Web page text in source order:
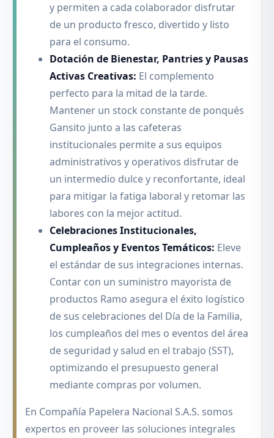
y permiten a cada colaborador disfrutar
de un producto fresco, divertido y listo
para el consumo.
Dotación de Bienestar, Pantries y Pausas
Activas Creativas: El complemento
perfecto para la mitad de la tarde.
Mantener un stock constante de ponqués
Gansito junto a las cafeteras
institucionales permite a sus equipos
administrativos y operativos disfrutar de
un intermedio dulce y reconfortante, ideal
para mitigar la fatiga laboral y retomar las
labores con la mejor actitud.
Celebraciones Institucionales,
Cumpleaños y Eventos Temáticos: Eleve
el estándar de sus integraciones internas.
Contar con un suministro mayorista de
productos Ramo asegura el éxito logístico
de sus celebraciones del Día de la Familia,
los cumpleaños del mes o eventos del área
de seguridad y salud en el trabajo (SST),
optimizando el presupuesto general
mediante compras por volumen.
En Compañía Papelera Nacional S.A.S. somos
expertos en proveer las soluciones integrales